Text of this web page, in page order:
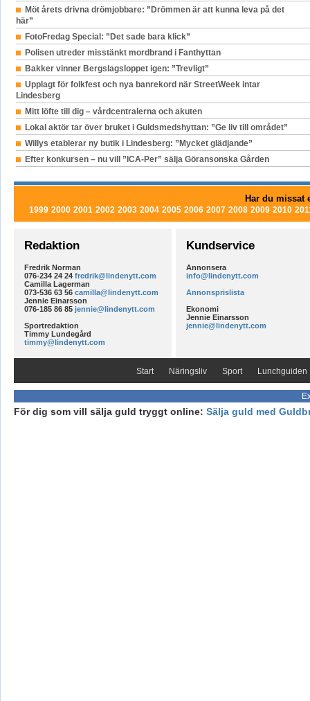
Möt årets drivna drömjobbare: ”Drömmen är att kunna leva på det
här”
FotoFredag Special: ”Det sade bara klick”
Polisen utreder misstänkt mordbrand i Fanthyttan
Bakker vinner Bergslagsloppet igen: ”Trevligt”
Upplagt för folkfest och nya banrekord när StreetWeek intar
Lindesberg
Mitt löfte till dig – vårdcentralerna och akuten
Lokal aktör tar över bruket i Guldsmedshyttan: ”Ge liv till området”
Willys etablerar ny butik i Lindesberg: ”Mycket glädjande”
Efter konkursen – nu vill ”ICA-Per” sälja Göransonska Gården
Har du missat
1999 2000 2001 2002 2003 2004 2005 2006 2007 2008 2009 2010
Redaktion
Fredrik Norman
076-234 24 24 fredrik@lindenytt.com
Camilla Lagerman
073-536 63 56 camilla@lindenytt.com
Jennie Einarsson
076-185 86 85 jennie@lindenytt.com
Sportredaktion
Timmy Lundegård
timmy@lindenytt.com
Kundservice
Annonsera
info@lindenytt.com
Annonsprislista
Ekonomi
Jennie Einarsson
jennie@lindenytt.com
Start Näringsliv Sport Lunchguiden
För dig som vill sälja guld tryggt online: Sälja guld med